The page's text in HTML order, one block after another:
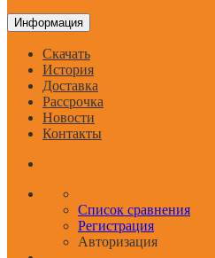
Информация
Скачать
История
Доставка
Рассрочка
Новости
Контакты
Список сравнения
Регистрация
Авторизация